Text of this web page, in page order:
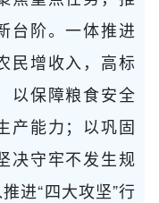
台阶。一体推进
民增收入，高标
以保障粮食安全
产能力；以巩固
决守牢不发生规
进“四大攻坚”行